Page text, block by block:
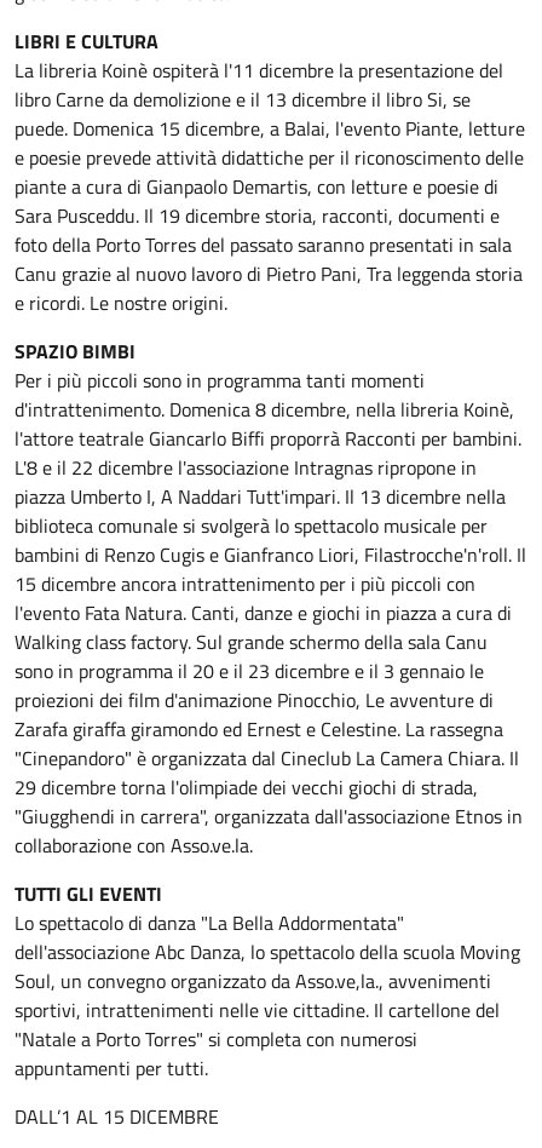
LIBRI E CULTURA
La libreria Koinè ospiterà l'11 dicembre la presentazione del
libro Carne da demolizione e il 13 dicembre il libro Si, se
puede. Domenica 15 dicembre, a Balai, l'evento Piante, letture
e poesie prevede attività didattiche per il riconoscimento delle
piante a cura di Gianpaolo Demartis, con letture e poesie di
Sara Pusceddu. Il 19 dicembre storia, racconti, documenti e
foto della Porto Torres del passato saranno presentati in sala
Canu grazie al nuovo lavoro di Pietro Pani, Tra leggenda storia
e ricordi. Le nostre origini.
SPAZIO BIMBI
Per i più piccoli sono in programma tanti momenti
d'intrattenimento. Domenica 8 dicembre, nella libreria Koinè,
l'attore teatrale Giancarlo Biffi proporrà Racconti per bambini.
L'8 e il 22 dicembre l'associazione Intragnas ripropone in
piazza Umberto I, A Naddari Tutt'impari. Il 13 dicembre nella
biblioteca comunale si svolgerà lo spettacolo musicale per
bambini di Renzo Cugis e Gianfranco Liori, Filastrocche'n'roll. Il
15 dicembre ancora intrattenimento per i più piccoli con
l'evento Fata Natura. Canti, danze e giochi in piazza a cura di
Walking class factory. Sul grande schermo della sala Canu
sono in programma il 20 e il 23 dicembre e il 3 gennaio le
proiezioni dei film d'animazione Pinocchio, Le avventure di
Zarafa giraffa giramondo ed Ernest e Celestine. La rassegna
"Cinepandoro" è organizzata dal Cineclub La Camera Chiara. Il
29 dicembre torna l'olimpiade dei vecchi giochi di strada,
"Giugghendi in carrera", organizzata dall'associazione Etnos in
collaborazione con Asso.ve.la.
TUTTI GLI EVENTI
Lo spettacolo di danza "La Bella Addormentata"
dell'associazione Abc Danza, lo spettacolo della scuola Moving
Soul, un convegno organizzato da Asso.ve,la., avvenimenti
sportivi, intrattenimenti nelle vie cittadine. Il cartellone del
"Natale a Porto Torres" si completa con numerosi
appuntamenti per tutti.
DALL’1 AL 15 DICEMBRE